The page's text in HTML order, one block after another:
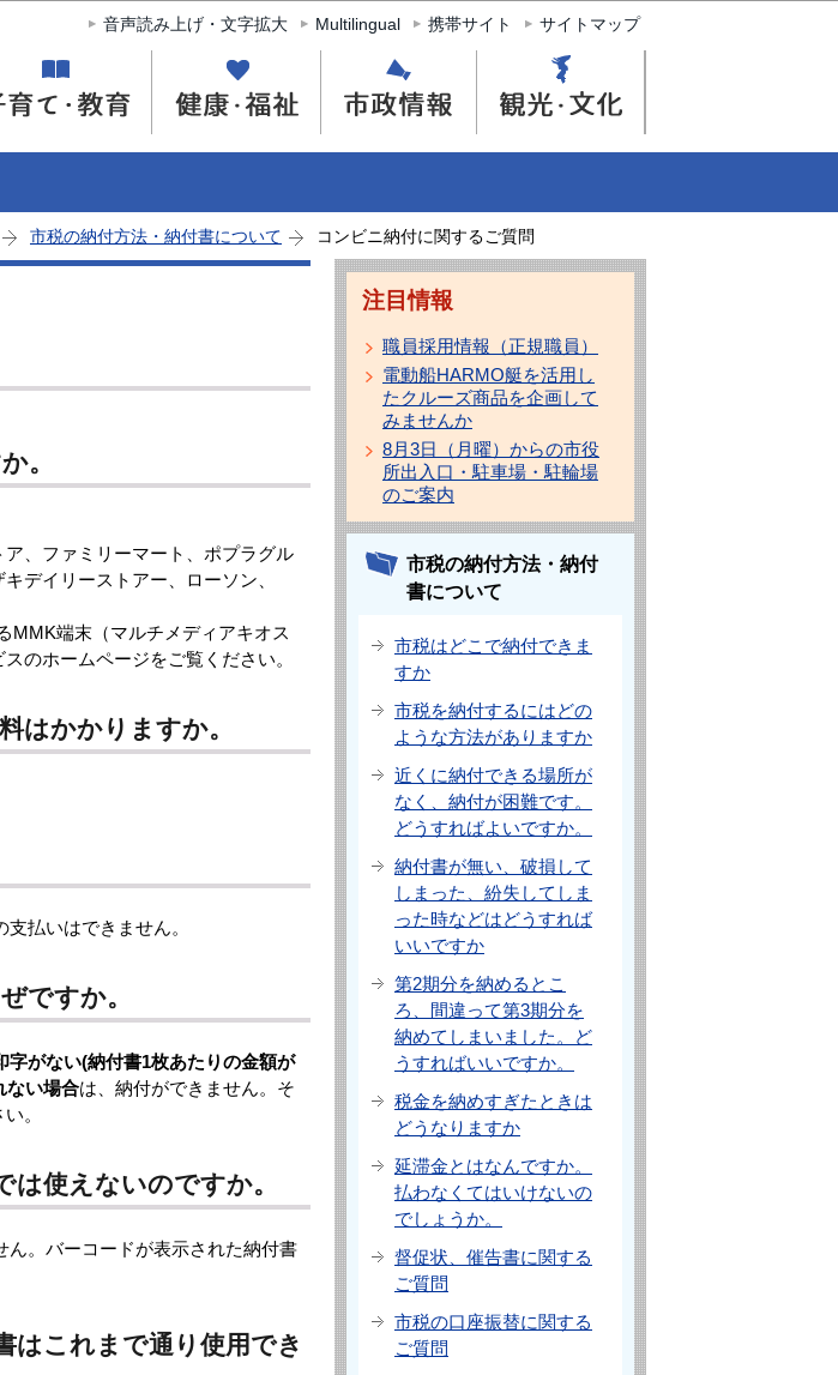
ジの本文へ移動
音声読み上げ・文字拡大 Multilingual 携帯サイト サイトマップ
市税の納付方法・納付書について コンビニ納付に関するご質問
。
、ファミリーマート、ポプラグル
デイリーストアー、ローソン、
MMK端末（マルチメディアキオス
のホームページをご覧ください。
はかかりますか。
払いはできません。
ですか。
字がない(納付書1枚あたりの金額が
ない場合は、納付ができません。そ
。
使えないのですか。
。バーコードが表示された納付書
これまで通り使用でき
注目情報
職員採用情報（正規職員）
電動船HARMO艇を活用し
たクルーズ商品を企画して
みませんか
8月3日（月曜）からの市役
所出入口・駐車場・駐輪場
のご案内
市税の納付方法・納付
書について
市税はどこで納付できま
すか
市税を納付するにはどの
ような方法がありますか
近くに納付できる場所が
なく、納付が困難です。
どうすればよいですか。
納付書が無い、破損して
しまった、紛失してしま
った時などはどうすれば
いいですか
第2期分を納めるとこ
ろ、間違って第3期分を
納めてしまいました。ど
うすればいいですか。
税金を納めすぎたときは
どうなりますか
延滞金とはなんですか。
払わなくてはいけないの
でしょうか。
督促状、催告書に関する
ご質問
市税の口座振替に関する
ご質問